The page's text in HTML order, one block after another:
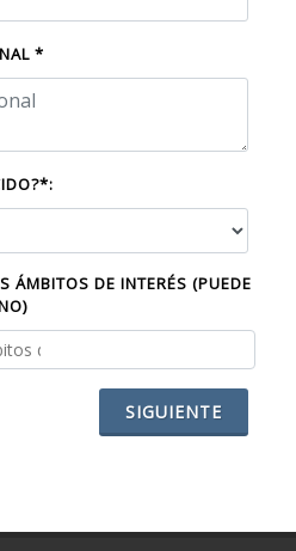
*
ÁMBITOS DE INTERÉS (PUEDE
SIGUIENTE